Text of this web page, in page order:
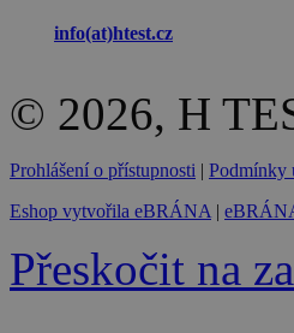
info(at)htest.cz
© 2026, H
Prohlášení o přístupnosti | Podmínky
Eshop vytvořila eBRÁNA |
Přeskočit na